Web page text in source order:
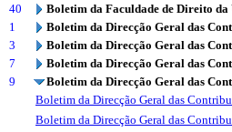
40
Boletim da Faculdade de Direito
1
Boletim da Direcção Geral das
3
Boletim da Direcção Geral das
7
Boletim da Direcção Geral das
9
Boletim da Direcção Geral das
Boletim da Direcção Geral das
Boletim da Direcção Geral das